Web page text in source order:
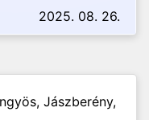
2025. 08. 26.
Jászberény,